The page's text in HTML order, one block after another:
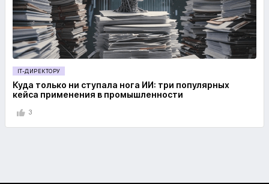
IT-ДИРЕКТОРУ
Куда только ни ступала нога ИИ: три популярных
кейса применения в промышленности
3